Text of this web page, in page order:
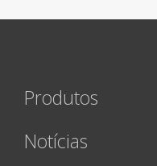
Produtos
Notícias